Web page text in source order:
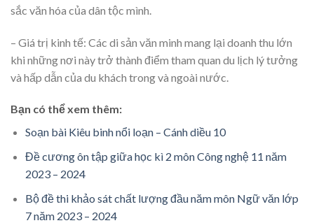
sắc văn hóa của dân tộc mình.
– Giá trị kinh tế: Các di sản văn minh mang lại doanh thu lớn
khi những nơi này trở thành điểm tham quan du lịch lý tưởng
và hấp dẫn của du khách trong và ngoài nước.
Bạn có thể xem thêm:
Soạn bài Kiêu binh nổi loạn – Cánh diều 10
Đề cương ôn tập giữa học kì 2 môn Công nghệ 11 năm
2023 – 2024
Bộ đề thi khảo sát chất lượng đầu năm môn Ngữ văn lớp
7 năm 2023 – 2024